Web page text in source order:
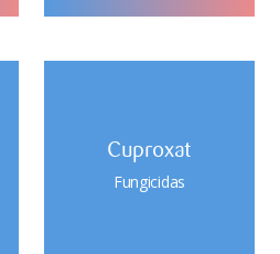
Cuproxat
Fungicidas